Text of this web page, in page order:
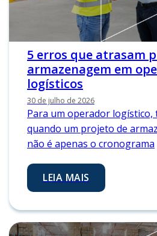
5 erros que atrasam
armazenagem em
logísticos
30 de julho de 2026
Para um operador logístico,
quando um projeto de
não é apenas o cronograma
LEIA MAIS